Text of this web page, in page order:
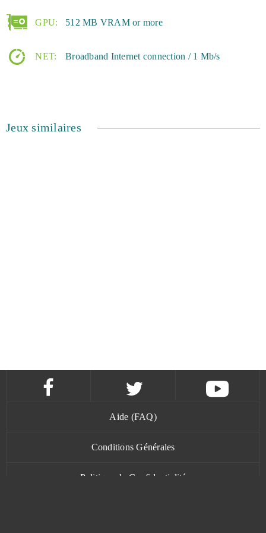
GPU: 512 MB VRAM or more
NET: Broadband Internet connection / 1 Mb/s
Jeux similaires
Aide (FAQ)
Conditions Générales
Politique de Confidentialité